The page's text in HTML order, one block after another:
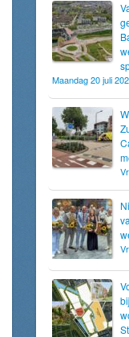
Maandag 20 juli